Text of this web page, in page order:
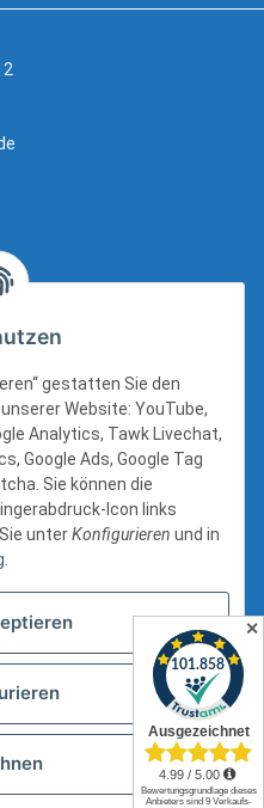
USt., zzgl.Versand
gestatten Sie den
Website: YouTube,
Analytics, Tawk Livechat,
Google Ads, Google Tag
Sie können die
Icon links
unterKonfigurieren und in
.
✕